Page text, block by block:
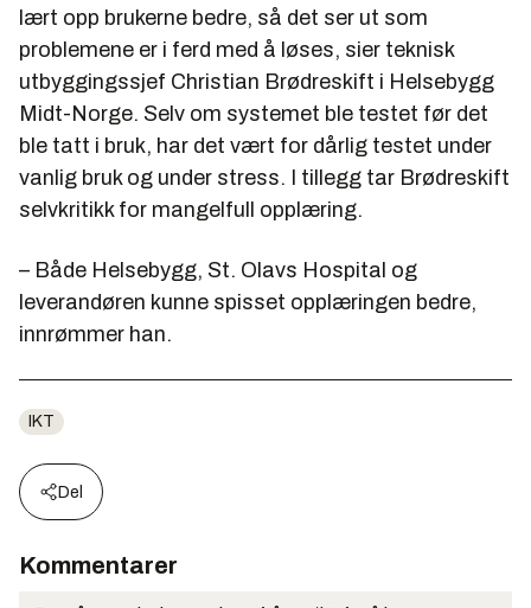
lært opp brukerne bedre, så det ser ut som
problemene er i ferd med å løses, sier teknisk
utbyggingssjef Christian Brødreskift i Helsebygg
Midt-Norge. Selv om systemet ble testet før det
ble tatt i bruk, har det vært for dårlig testet under
vanlig bruk og under stress. I tillegg tar Brødreskift
selvkritikk for mangelfull opplæring.
– Både Helsebygg, St. Olavs Hospital og
leverandøren kunne spisset opplæringen bedre,
innrømmer han.
IKT
Del
Kommentarer